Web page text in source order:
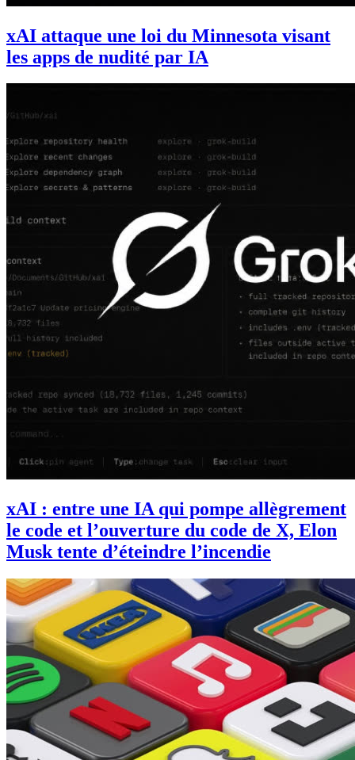
xAI attaque une loi du Minnesota visant
les apps de nudité par IA
xAI : entre une IA qui pompe allègrement
le code et l’ouverture du code de X, Elon
Musk tente d’éteindre l’incendie